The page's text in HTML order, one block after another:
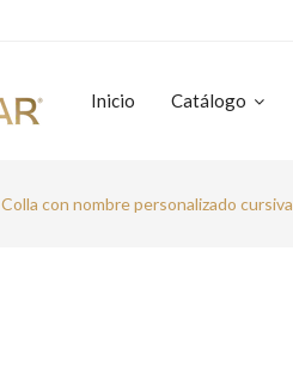
Inicio Catálogo
Colla con nombre personalizado cursiva